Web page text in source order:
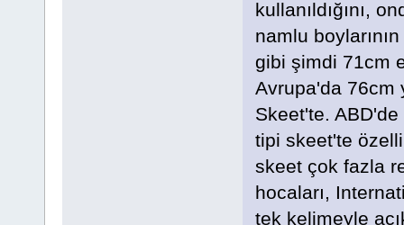
kullanıldığını,
namlu
gibi şimdi 71cm
Avrupa'da 76cm
Skeet'te.
tipi skeet'te
skeet çok fazla
hocaları,
tek kelimeyle